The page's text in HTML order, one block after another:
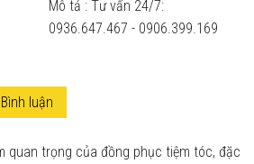
Mô tả : Tư vấn 24/7:
0936.647.467 - 0906.399.169
Bình luận
quan trọng của đồng phục tiệm tóc, đặc